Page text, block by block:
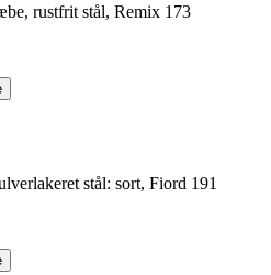
rustfrit stål, Remix 173
stål: sort, Fiord 191